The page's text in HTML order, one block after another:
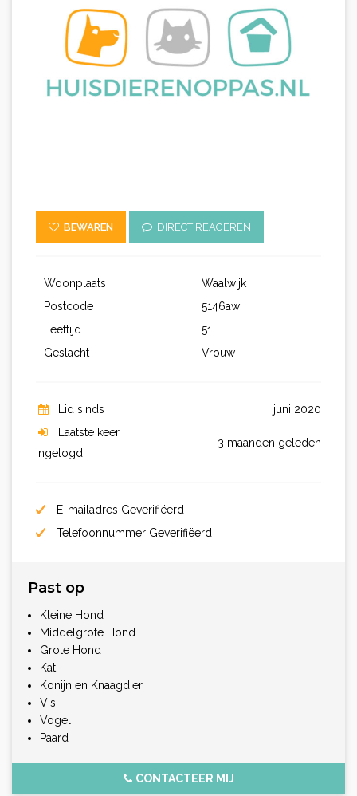
BEWAREN DIRECT REAGEREN
Woonplaats
Waalwijk
Postcode
5146aw
Leeftijd
51
Geslacht
Vrouw
Lid sinds
juni 2020
Laatste keer
ingelogd
3 maanden geleden
E-mailadres Geverifiëerd
Telefoonnummer Geverifiëerd
Past op
Kleine Hond
Middelgrote Hond
Grote Hond
Kat
Konijn en Knaagdier
Vis
Vogel
Paard
CONTACTEER MIJ